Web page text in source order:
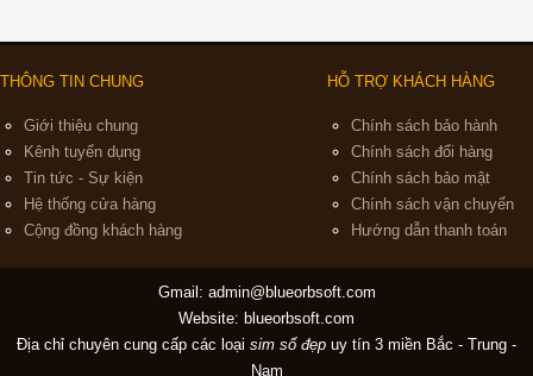
THÔNG TIN CHUNG
Giới thiệu chung
Kênh tuyển dụng
Tin tức - Sự kiện
Hệ thống cửa hàng
Cộng đồng khách hàng
HỖ TRỢ KHÁCH HÀNG
Chính sách bảo hành
Chính sách đổi hàng
Chính sách bảo mật
Chính sách vận chuyển
Hướng dẫn thanh toán
Gmail: admin@blueorbsoft.com
Website: blueorbsoft.com
Địa chỉ chuyên cung cấp các loại sim số đẹp uy tín 3 miền Bắc - Trung -
Nam